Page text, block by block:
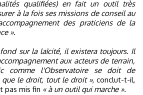
qualifiées) en fait un outil très
à la fois ses missions de conseil au
des praticiens de la
».
sur la laïcité, il existera toujours. Il
aux acteurs de terrain,
comme l'Observatoire se doit de
le droit, tout le droit », conclut-t-il,
pas mis fin « à un outil qui marche ».